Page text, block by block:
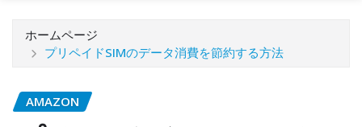
ホームページ
プリペイドSIMのデータ消費を節約する方法
AMAZON